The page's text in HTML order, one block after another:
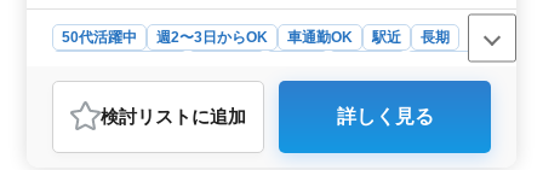
50代活躍中 週2〜3日からOK 車通勤OK 駅近
長期
派遣社員
医療事務・受付
おすすめポイント
＜働きやすい環境＞ 兵庫県豊岡市若松町に位置し、豊
検討リスト に追加 詳しく見る